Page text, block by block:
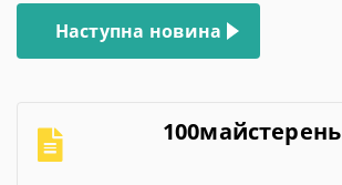
Наступна новина
100майстерень